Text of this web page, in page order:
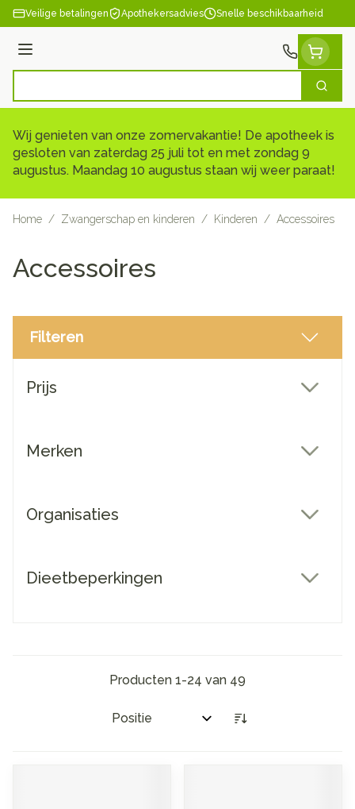
Ga naar de inhoud
Veilige betalingen Apothekersadvies Snelle beschikbaarheid
Menu
Zoek
Wij genieten van onze zomervakantie! De apotheek is
gesloten van zaterdag 25 juli tot en met zondag 9
augustus. Maandag 10 augustus staan wij weer paraat!
Home / Zwangerschap en kinderen / Kinderen / Accessoires
Accessoires
Filteren
Prijs
Merken
Organisaties
Dieetbeperkingen
Producten 1-24 van 49
Sorteer op: